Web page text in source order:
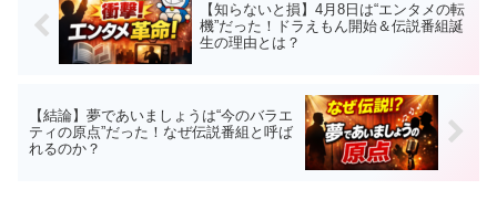
【知らないと損】4月8日は“エンタメの転
機”だった！ドラえもん開始＆伝説番組誕
生の理由とは？
【結論】夢であいましょうは“今のバラエ
ティの原点”だった！なぜ伝説番組と呼ば
れるのか？